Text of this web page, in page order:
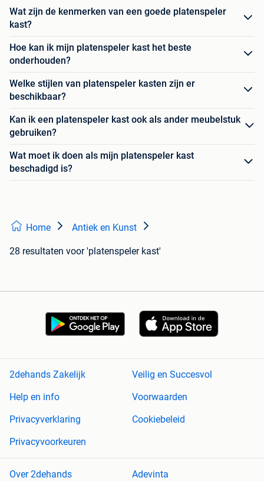
Wat zijn de kenmerken van een goede platenspeler
kast?
Hoe kan ik mijn platenspeler kast het beste
onderhouden?
Welke stijlen van platenspeler kasten zijn er
beschikbaar?
Kan ik een platenspeler kast ook als ander meubelstuk
gebruiken?
Wat moet ik doen als mijn platenspeler kast
beschadigd is?
Home Antiek en Kunst
28 resultaten voor 'platenspeler kast'
2dehands Zakelijk
Veilig en Succesvol
Help en info
Voorwaarden
Privacyverklaring
Cookiebeleid
Privacyvoorkeuren
Over 2dehands Adevinta